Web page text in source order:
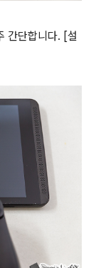
간단합니다. [설